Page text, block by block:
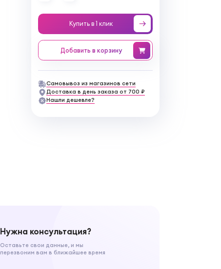
Купить в 1 клик
Добавить в корзину
Самовывоз из магазинов сети
Доставка в день заказа от 700 ₽
Нашли дешевле?
Нужна консультация?
Оставьте свои данные, и мы
перезвоним вам в ближайшее время